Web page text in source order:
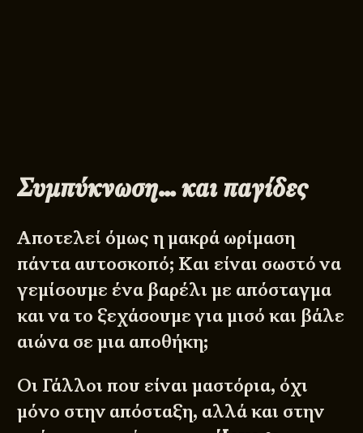
Συμπύκνωση… και παγίδες
Αποτελεί όμως η μακρά ωρίμαση
πάντα αυτοσκοπό; Και είναι σωστό να
γεμίσουμε ένα βαρέλι με απόσταγμα
και να το ξεχάσουμε για μισό και βάλε
αιώνα σε μια αποθήκη;
Οι Γάλλοι που είναι μαστόρια, όχι
μόνο στην απόσταξη, αλλά και στην